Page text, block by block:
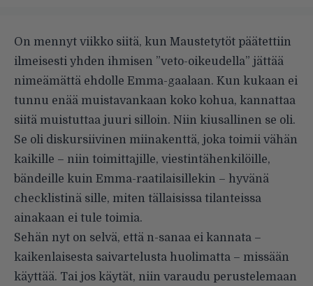
On mennyt viikko siitä, kun Maustetytöt päätettiin
ilmeisesti yhden ihmisen ”veto-oikeudella” jättää
nimeämättä ehdolle Emma-gaalaan. Kun kukaan ei
tunnu enää muistavankaan koko kohua, kannattaa
siitä muistuttaa juuri silloin. Niin kiusallinen se oli.
Se oli diskursiivinen miinakenttä, joka toimii vähän
kaikille – niin toimittajille, viestintähenkilöille,
bändeille kuin Emma-raatilaisillekin – hyvänä
checklistinä sille, miten tällaisissa tilanteissa
ainakaan ei tule toimia.
Sehän nyt on selvä, että n-sanaa ei kannata –
kaikenlaisesta saivartelusta huolimatta – missään
käyttää. Tai jos käytät, niin varaudu perustelemaan